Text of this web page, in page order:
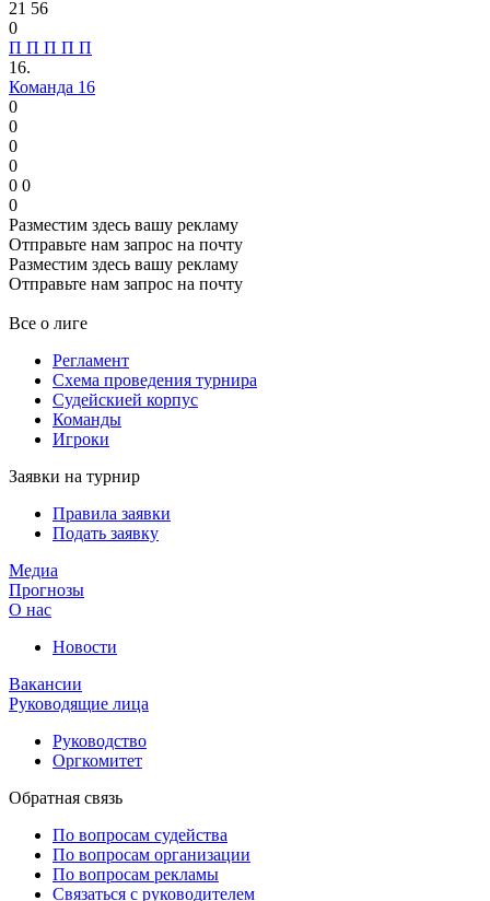
21 56
0
П П П П П
16.
Команда 16
0
0
0
0
0 0
0
Разместим здесь вашу рекламу
Отправьте нам запрос на почту
Разместим здесь вашу рекламу
Отправьте нам запрос на почту
Все о лиге
Регламент
Схема проведения турнира
Судейскией корпус
Команды
Игроки
Заявки на турнир
Правила заявки
Подать заявку
Медиа
Прогнозы
О нас
Новости
Вакансии
Руководящие лица
Руководство
Оргкомитет
Обратная связь
По вопросам судейства
По вопросам организации
По вопросам рекламы
Связаться с руководителем